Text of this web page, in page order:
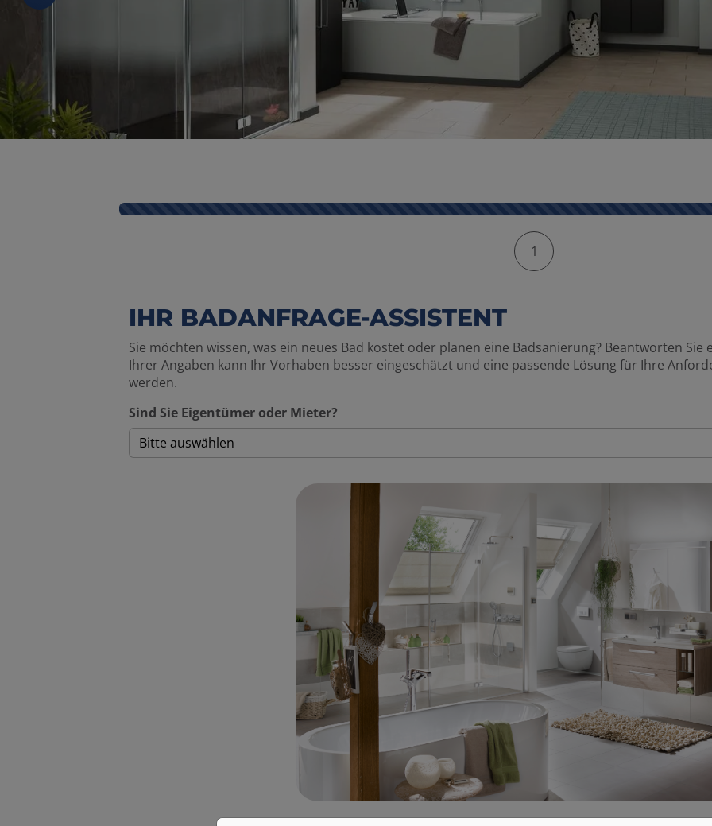
1
IHR BADANFRAGE-ASSISTENT
Sie möchten wissen, was ein neues Bad kostet oder planen eine Badsanierung? Beantworten
Ihrer Angaben kann Ihr Vorhaben besser eingeschätzt und eine passende Lösung für Ihre
werden.
Sind Sie Eigentümer oder Mieter?